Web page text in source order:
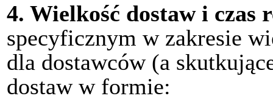
4. Wielkość dostaw i czas
specyficznym w zakresie
dla dostawców (a
dostaw w formie: